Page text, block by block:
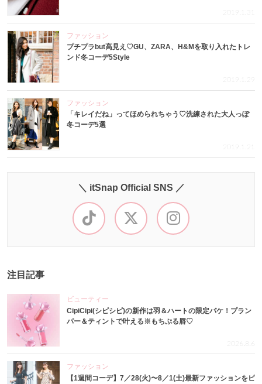
2019.1.31
ファッション
プチプラbut高見え♡GU、ZARA、H&Mを取り入れたトレ
ンド冬コーデ5Style
2019.1.29
ファッション
「キレイだね」ってほめられちゃう♡洗練された大人っぽ
冬コーデ5選
2019.1.21
＼ itSnap Official SNS ／
注目記事
ビューティー
CipiCipi(シピシピ)の新作は羽＆ハートの限定パケ！プラン
パー＆ティントで叶える※もちぷる唇♡
2026.8.6
ファッション
【1週間コーデ】7／28(火)〜8／1(土)最新ファッションをピ